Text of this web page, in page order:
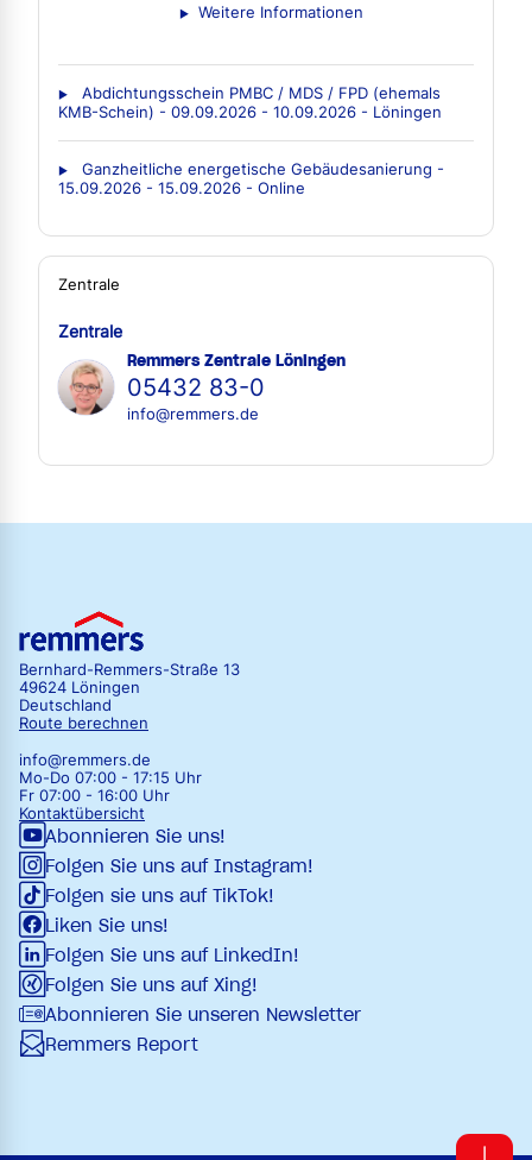
Weitere Informationen
Abdichtungsschein PMBC / MDS / FPD (ehemals
KMB-Schein) - 09.09.2026 - 10.09.2026 - Löningen
Ganzheitliche energetische Gebäudesanierung -
15.09.2026 - 15.09.2026 - Online
Zentrale
Zentrale
Remmers Zentrale Löningen
05432 83-0
info@remmers.de
Bernhard-Remmers-Straße 13
49624 Löningen
Deutschland
Route berechnen
info@remmers.de
Mo-Do 07:00 - 17:15 Uhr
Fr 07:00 - 16:00 Uhr
Kontaktübersicht
Abonnieren Sie uns!
Folgen Sie uns auf Instagram!
Folgen sie uns auf TikTok!
Liken Sie uns!
Folgen Sie uns auf LinkedIn!
Folgen Sie uns auf Xing!
Abonnieren Sie unseren Newsletter
Remmers Report